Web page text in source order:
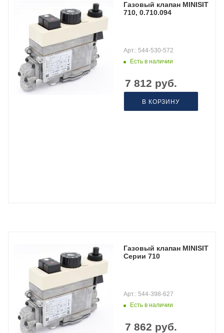
Газовый клапан MINISIT
710, 0.710.094
Есть в наличии
Арт.: 544-530-572
7 812 руб.
В КОРЗИНУ
Газовый клапан MINISIT
Серии 710
Есть в наличии
Арт.: 544-398-627
7 862 руб.